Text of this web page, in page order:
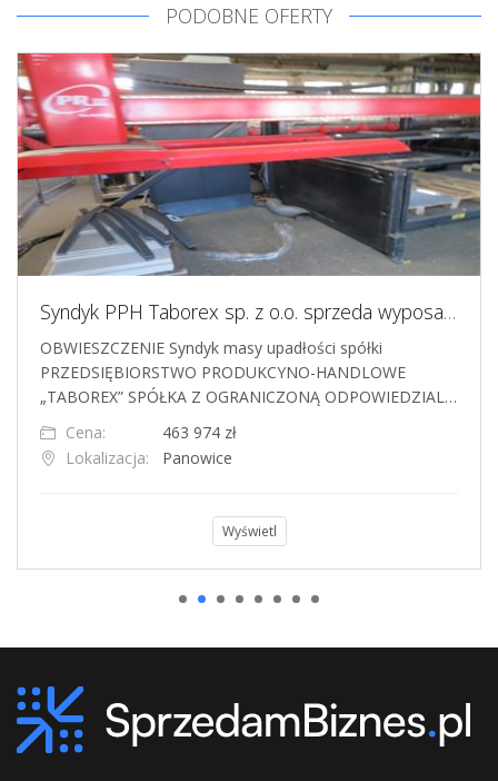
PODOBNE OFERTY
Syndyk PPH Taborex sp. z o.o. sprzeda wyposażenie zakładu produkcyjnego - lasery, prasy, spawarki
masy upadłości spółki
PRODUKCYNO-HANDLOWE
Z OGRANICZONĄ ODPOWIEDZIAL…
974 zł
Linia do produkcji
Sprzedam kompletną
styropianowych typu
pudełek), dodatkowo